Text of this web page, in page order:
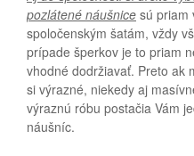
pozlátené náušnice sú priam
spoločenským šatám, vždy
prípade šperkov je to priam
vhodné dodržiavať. Preto ak
si výrazné, niekedy aj
výraznú róbu postačia Vám
náušníc.